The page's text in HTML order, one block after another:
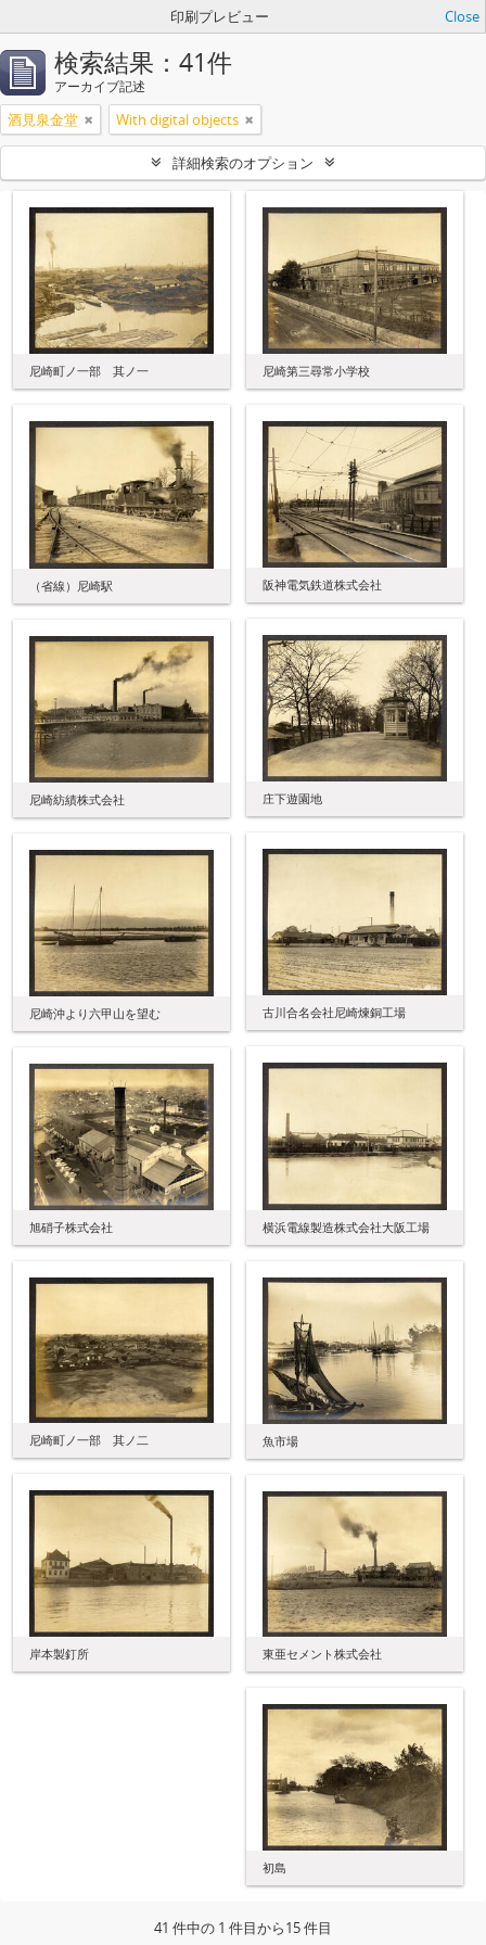
印刷プレビュー Close
検索結果：41件
アーカイブ記述
酒見泉金堂 With digital objects
詳細検索のオプション
尼崎町ノ一部 其ノ一 尼崎第三尋常小学校
（省線）尼崎駅 阪神電気鉄道株式会社
庄下遊園地
尼崎紡績株式会社
古川合名会社尼崎煉銅工場
尼崎沖より六甲山を望む
横浜電線製造株式会社大阪工場
旭硝子株式会社
魚市場
尼崎町ノ一部 其ノ二
岸本製釘所 東亜セメント株式会社
初島
41 件中の 1 件目から15 件目